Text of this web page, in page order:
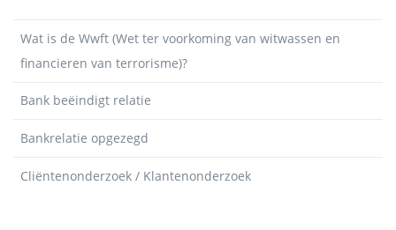
Wat is de Wwft (Wet ter voorkoming van witwassen en
financieren van terrorisme)?
Bank beëindigt relatie
Bankrelatie opgezegd
Cliëntenonderzoek / Klantenonderzoek